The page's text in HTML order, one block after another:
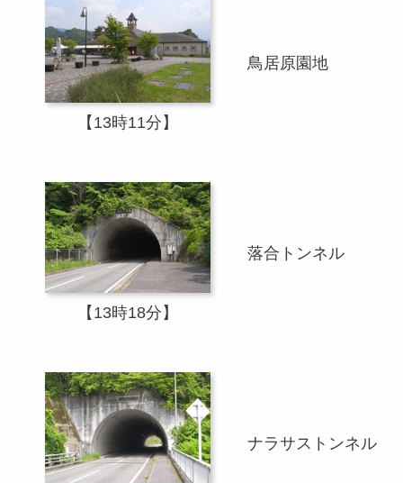
【13時11分】
鳥居原園地
【13時18分】
落合トンネル
ナラサストンネル